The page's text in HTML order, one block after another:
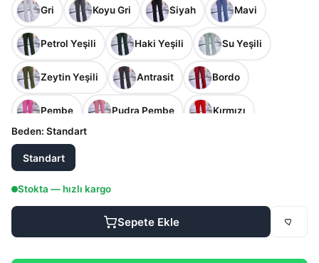
Gri Koyu Gri Siyah Mavi
Petrol Yeşili Haki Yeşili Su Yeşili
Zeytin Yeşili Antrasit Bordo
Pembe Pudra Pembe Kırmızı
Açık Kahve
Beden: Standart
Standart
Stokta — hızlı kargo
Sepete Ekle